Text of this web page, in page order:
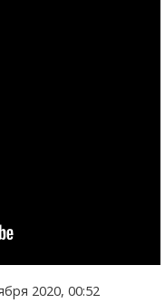
2020, 00:52